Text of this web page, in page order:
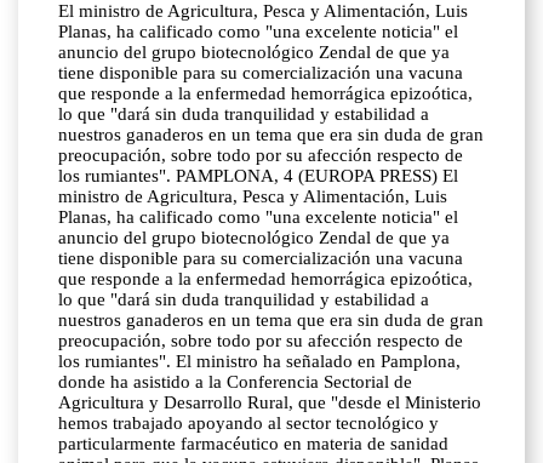
El ministro de Agricultura, Pesca y Alimentación, Luis
Planas, ha calificado como "una excelente noticia" el
anuncio del grupo biotecnológico Zendal de que ya
tiene disponible para su comercialización una vacuna
que responde a la enfermedad hemorrágica epizoótica,
lo que "dará sin duda tranquilidad y estabilidad a
nuestros ganaderos en un tema que era sin duda de gran
preocupación, sobre todo por su afección respecto de
los rumiantes". PAMPLONA, 4 (EUROPA PRESS) El
ministro de Agricultura, Pesca y Alimentación, Luis
Planas, ha calificado como "una excelente noticia" el
anuncio del grupo biotecnológico Zendal de que ya
tiene disponible para su comercialización una vacuna
que responde a la enfermedad hemorrágica epizoótica,
lo que "dará sin duda tranquilidad y estabilidad a
nuestros ganaderos en un tema que era sin duda de gran
preocupación, sobre todo por su afección respecto de
los rumiantes". El ministro ha señalado en Pamplona,
donde ha asistido a la Conferencia Sectorial de
Agricultura y Desarrollo Rural, que "desde el Ministerio
hemos trabajado apoyando al sector tecnológico y
particularmente farmacéutico en materia de sanidad